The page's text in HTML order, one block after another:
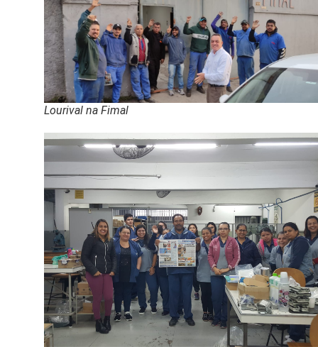
Lourival na Fimal